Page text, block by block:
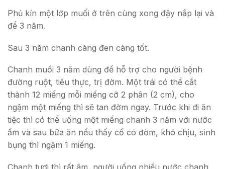
Phủ kín một lớp muối ở trên cùng xong đậy nắp lại và
để 3 năm.
Sau 3 năm chanh càng đen càng tốt.
Chanh muối 3 năm dùng để hỗ trợ cho người bệnh
đường ruột, tiêu thực, trị đờm. Một trái có thể cắt
thành 12 miếng mỗi miếng cỡ 2 phân (2 cm), cho
ngậm một miếng thì sẽ tan đờm ngay. Trước khi đi ăn
tiệc thì có thể uống một miếng chanh 3 năm với nước
ấm và sau bữa ăn nếu thấy cổ có đờm, khó chịu, sình
bụng thì ngậm 1 miếng.
Chanh tươi thì rất âm, người uống nhiều nước chanh